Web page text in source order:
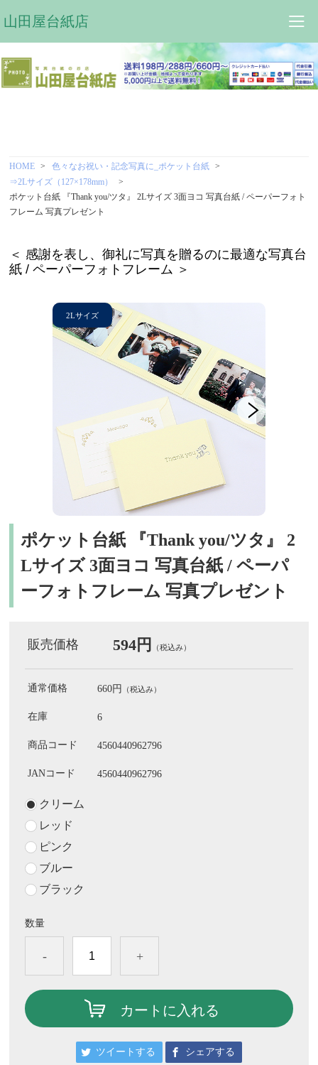
山田屋台紙店
HOME
色々なお祝い・記念写真に_ポケット台紙
⇒2Lサイズ（127×178mm）
ポケット台紙 『Thank you/ツタ』 2Lサイズ 3面ヨコ 写真台紙 / ペーパーフォト
フレーム 写真プレゼント
＜ 感謝を表し、御礼に写真を贈るのに最適な写真台
紙 / ペーパーフォトフレーム ＞
ポケット台紙 『Thank you/ツタ』 2
Lサイズ 3面ヨコ 写真台紙 / ペーパ
ーフォトフレーム 写真プレゼント
販売価格 594円 （税込み）
通常価格 660円 （税込み）
在庫 6
商品コード 4560440962796
JANコード 4560440962796
クリーム
レッド
ピンク
ブルー
ブラック
数量
- +
カートに入れる
ツイートする シェアする